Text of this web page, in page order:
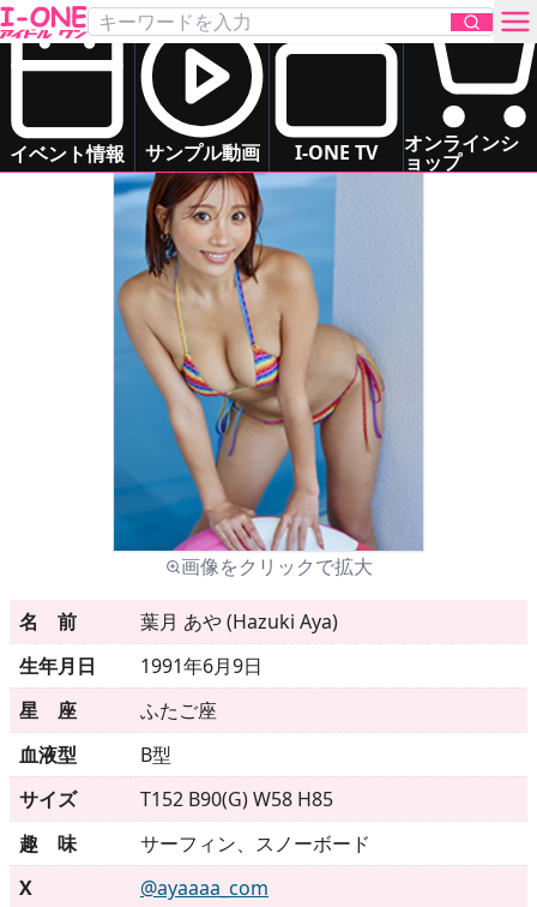
イベント情報 サンプル動画 I-ONE TV オンラインシ
ョップ
お問い合わせ
メニュー
▶発売中
▶新作
▶次回作
▶制作中
葉月 あやHazuki Aya
ドキドキ系
画像をクリックで拡大
名 前
葉月 あや (Hazuki Aya)
生年月日
1991年6月9日
星 座
ふたご座
血液型
B型
サイズ
T152 B90(G) W58 H85
趣 味
サーフィン、スノーボード
X
@ayaaaa_com